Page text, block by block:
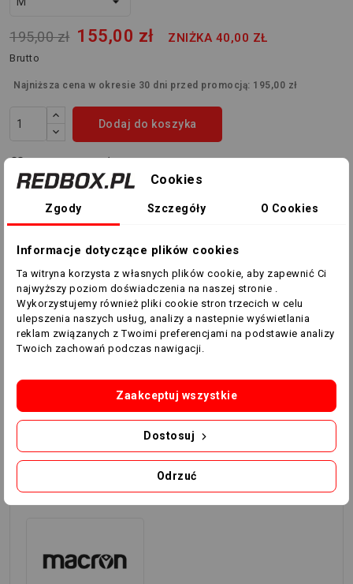
195,00 zł 155,00 zł ZNIŻKA 40,00 ZŁ
Brutto
Najniższa cena w okresie 30 dni przed promocją: 195,00 zł
Dodaj do koszyka
INNE KOLORY
Komplet do koszykówki Macron
X400 43210301
Dwustronny komplet do koszykówki X400 wykonany jest
Cookies
Zgody Szczegóły O Cookies
Informacje dotyczące plików cookies
Ta witryna korzysta z własnych plików cookie, aby zapewnić Ci
najwyższy poziom doświadczenia na naszej stronie .
Wykorzystujemy również pliki cookie stron trzecich w celu
ulepszenia naszych usług, analizy a nastepnie wyświetlania
reklam związanych z Twoimi preferencjami na podstawie analizy
Twoich zachowań podczas nawigacji.
Odrzuć
Dostosuj
Zaakceptuj wszystkie